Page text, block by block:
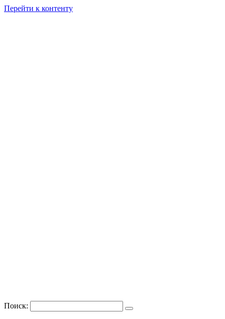
Перейти к контенту
Поиск: